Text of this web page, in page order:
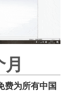
费为所有中国